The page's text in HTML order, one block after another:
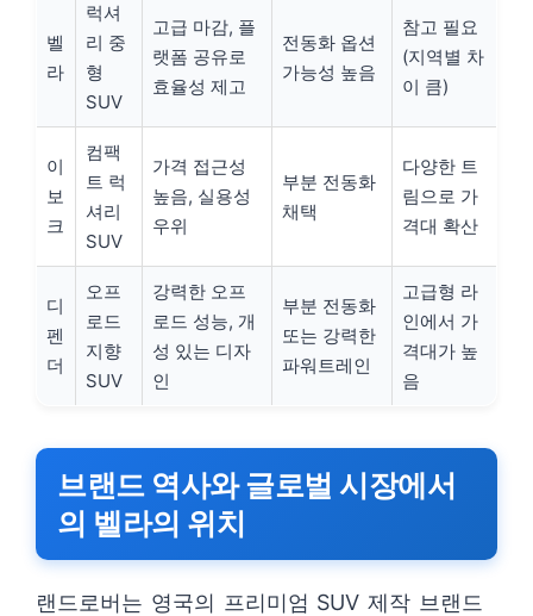
벨
라
럭셔
리 중
형
SUV
고급 마감, 플
랫폼 공유로
효율성 제고
전동화 옵션
가능성 높음
참고 필요
(지역별 차
이 큼)
이
보
크
컴팩
트 럭
셔리
SUV
가격 접근성
높음, 실용성
우위
부분 전동화
채택
다양한 트
림으로 가
격대 확산
디
펜
더
오프
로드
지향
SUV
강력한 오프
로드 성능, 개
성 있는 디자
인
부분 전동화
또는 강력한
파워트레인
고급형 라
인에서 가
격대가 높
음
브랜드 역사와 글로벌 시장에서
의 벨라의 위치
랜드로버는 영국의 프리미엄 SUV 제작 브랜드